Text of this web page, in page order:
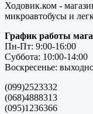
Ходовик.ком -
микроавтобусы и
График работы
Пн-Пт: 9:00-16:00
Суббота: 10:00-14:00
Воскресенье:
(099)2523332
(068)4888313
(095)1236366